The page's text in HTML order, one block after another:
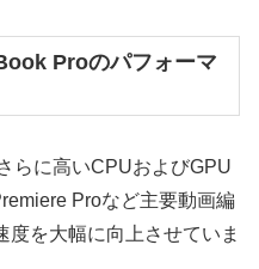
Proのパフォーマ
らに高いCPUおよびGPU
Proなど主要動画編
を大幅に向上させていま